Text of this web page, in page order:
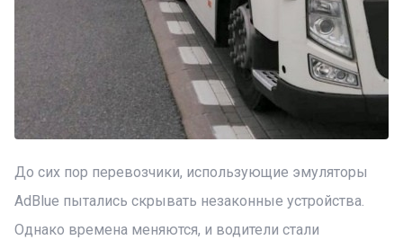
До сих пор перевозчики, использующие эмуляторы
AdBlue пытались скрывать незаконные устройства.
Однако времена меняются, и водители стали